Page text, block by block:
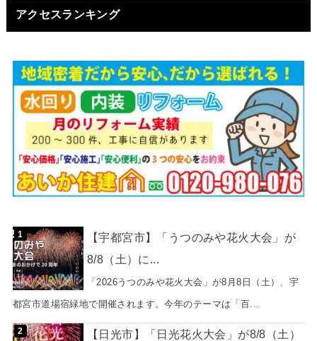
アクセスランキング
【宇都宮市】「うつのみや花火大会」が
8/8（土）に...
「2026うつのみや花火大会」が8月8日（土）、宇
都宮市道場宿緑地で開催されます。今年のテーマは「百...
【日光市】「日光花火大会」が8/8（土）